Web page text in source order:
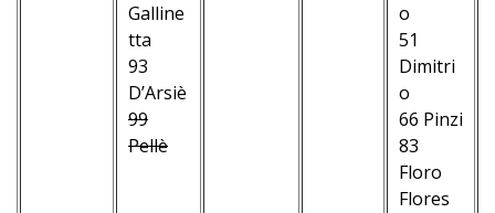
Galline
tta
93
D’Arsiè
99
Pellè
o
51
Dimitri
o
66 Pinzi
83
Floro
Flores